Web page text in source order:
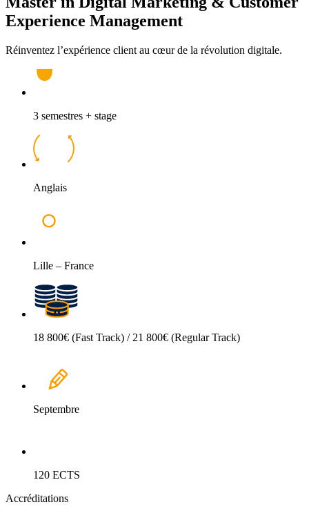
Experience Management
Réinventez l’expérience client au cœur de la révolution digitale.
3 semestres + stage
Anglais
Lille – France
18 800€ (Fast Track) / 21 800€ (Regular Track)
Septembre
120 ECTS
Accréditations